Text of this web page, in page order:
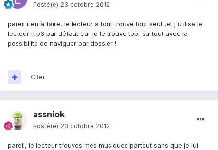
Posté(e) 23 octobre 2012
pareil rien à faire, le lecteur a tout trouvé tout seul...et j'utilise le
lecteur mp3 par défaut car je le trouve top, surtout avec la
possibilité de naviguer par dossier !
Citer
assniok
Posté(e) 23 octobre 2012
pareil, le lecteur trouves mes musiques partout sans que je lui